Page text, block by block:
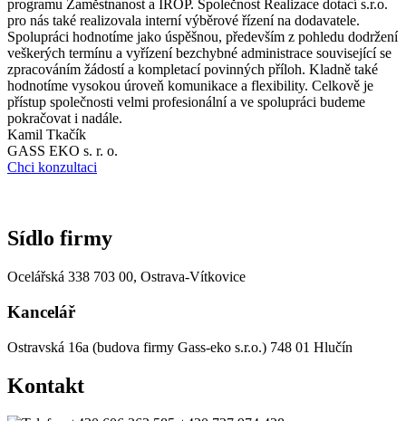
programu Zaměstnanost a IROP. Společnost Realizace dotací s.r.o.
pro nás také realizovala interní výběrové řízení na dodavatele.
Spolupráci hodnotíme jako úspěšnou, především z pohledu dodržení
veškerých termínu a vyřízení bezchybné administrace související se
zpracováním žádostí a kompletací povinných příloh. Kladně také
hodnotíme vysokou úroveň komunikace a flexibility. Celkově je
přístup společnosti velmi profesionální a ve spolupráci budeme
pokračovat i nadále.
Kamil Tkačík
GASS EKO s. r. o.
Chci konzultaci
Sídlo firmy
Ocelářská 338 703 00, Ostrava-Vítkovice
Kancelář
Ostravská 16a (budova firmy Gass-eko s.r.o.) 748 01 Hlučín
Kontakt